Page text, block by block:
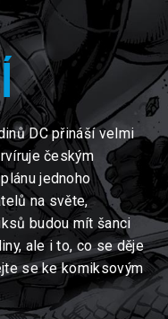
DC přináší velmi
českým
jednoho
na světe,
budou mít šanci
ale i to, co se děje
se ke komiksovým